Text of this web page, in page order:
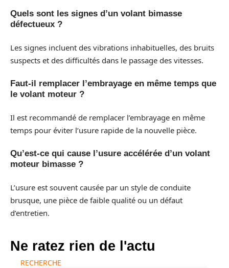
Quels sont les signes d’un volant bimasse
défectueux ?
Les signes incluent des vibrations inhabituelles, des bruits
suspects et des difficultés dans le passage des vitesses.
Faut-il remplacer l’embrayage en même temps que
le volant moteur ?
Il est recommandé de remplacer l’embrayage en même
temps pour éviter l’usure rapide de la nouvelle pièce.
Qu’est-ce qui cause l’usure accélérée d’un volant
moteur bimasse ?
L’usure est souvent causée par un style de conduite
brusque, une pièce de faible qualité ou un défaut
d’entretien.
Ne ratez rien de l'actu
RECHERCHE